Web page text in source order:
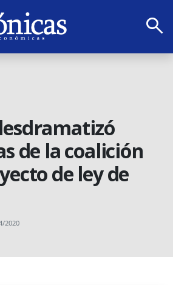
search
de la coalición
de ley de
2020